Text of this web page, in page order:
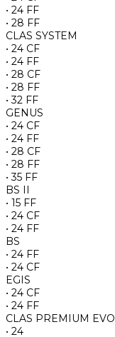
• 24 FF
• 28 FF
CLAS SYSTEM
• 24 CF
• 24 FF
• 28 CF
• 28 FF
• 32 FF
GENUS
• 24 CF
• 24 FF
• 28 CF
• 28 FF
• 35 FF
BS II
• 15 FF
• 24 CF
• 24 FF
BS
• 24 FF
• 24 CF
EGIS
• 24 CF
• 24 FF
CLAS PREMIUM EVO
• 24